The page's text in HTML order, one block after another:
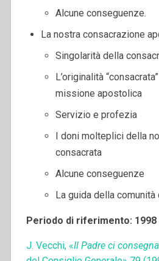
Alcune conseguenze.
La nostra consacrazione
Singolarità della
L’originalità
missione apostolica
Servizio e profezia
I doni molteplici della
consacrata
Alcune conseguenze
La guida della comunità
Periodo di riferimento: 1998
J. Vecchi, «Il Padre ci